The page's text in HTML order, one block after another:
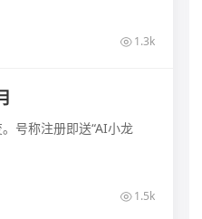
1.3k
号称注册即送“AI小龙
1.5k